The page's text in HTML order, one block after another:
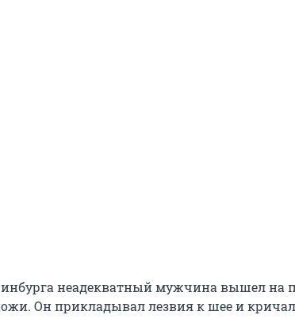
неадекватный мужчина вышел на
Он прикладывал лезвия к шее и